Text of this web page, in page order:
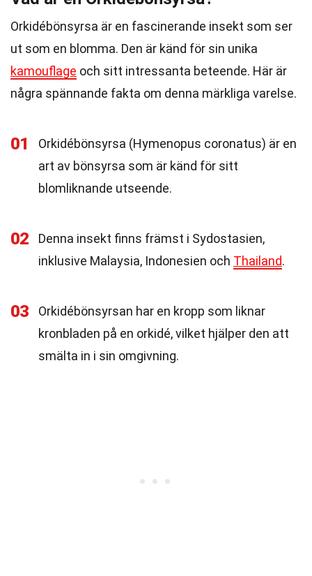
Orkidébönsyrsa är en fascinerande insekt som ser
ut som en blomma. Den är känd för sin unika
kamouflage och sitt intressanta beteende. Här är
några spännande fakta om denna märkliga varelse.
01
Orkidébönsyrsa (Hymenopus coronatus) är en
art av bönsyrsa som är känd för sitt
blomliknande utseende.
02
Denna insekt finns främst i Sydostasien,
inklusive Malaysia, Indonesien och Thailand.
03
Orkidébönsyrsan har en kropp som liknar
kronbladen på en orkidé, vilket hjälper den att
smälta in i sin omgivning.